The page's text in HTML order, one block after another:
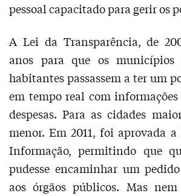
pessoal capacitado para gerir os
A Lei da Transparência, de
anos para que os
habitantes passassem a ter um
em tempo real com informações
despesas. Para as cidades
menor. Em 2011, foi aprovada a
Informação, permitindo que
pudesse encaminhar um
aos órgãos públicos. Mas